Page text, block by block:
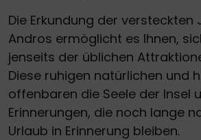
Die Erkundung der versteckten
Andros ermöglicht es Ihnen,
jenseits der üblichen
Diese ruhigen natürlichen und
offenbaren die Seele der Insel
Erinnerungen, die noch lange
Urlaub in Erinnerung bleiben.